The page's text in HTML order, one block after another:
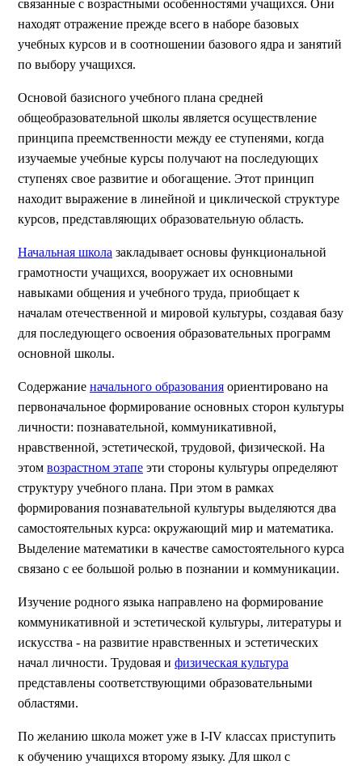
связанные с возрастными особенностями учащихся. Они
находят отражение прежде всего в наборе базовых
учебных курсов и в соотношении базового ядра и занятий
по выбору учащихся.
Основой базисного учебного плана средней
общеобразовательной школы является осуществление
принципа преемственности между ее ступенями, когда
изучаемые учебные курсы получают на последующих
ступенях свое развитие и обогащение. Этот принцип
находит выражение в линейной и циклической структуре
курсов, представляющих образовательную область.
Начальная школа закладывает основы функциональной
грамотности учащихся, вооружает их основными
навыками общения и учебного труда, приобщает к
началам отечественной и мировой культуры, создавая базу
для последующего освоения образовательных программ
основной школы.
Содержание начального образования ориентировано на
первоначальное формирование основных сторон культуры
личности: познавательной, коммуникативной,
нравственной, эстетической, трудовой, физической. На
этом возрастном этапе эти стороны культуры определяют
структуру учебного плана. При этом в рамках
формирования познавательной культуры выделяются два
самостоятельных курса: окружающий мир и математика.
Выделение математики в качестве самостоятельного курса
связано с ее большой ролью в познании и коммуникации.
Изучение родного языка направлено на формирование
коммуникативной и эстетической культуры, литературы и
искусства - на развитие нравственных и эстетических
начал личности. Трудовая и физическая культура
представлены соответствующими образовательными
областями.
По желанию школа может уже в I-IV классах приступить
к обучению учащихся второму языку. Для школ с